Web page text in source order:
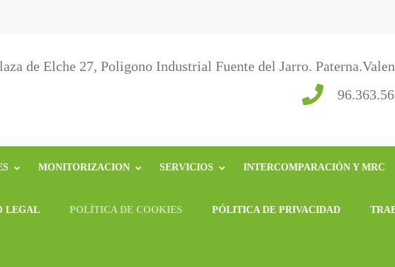
Ambiente
de Elche 27, Poligono Industrial Fuente del Jarro.
MONITORIZACION SERVICIOS INTERCOMPARACIÓN Y MRC
LEGAL POLÍTICA DE COOKIES PÓLITICA DE PRIVACIDAD